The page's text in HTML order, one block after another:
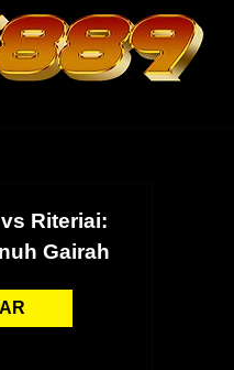
Riteriai:
Gairah